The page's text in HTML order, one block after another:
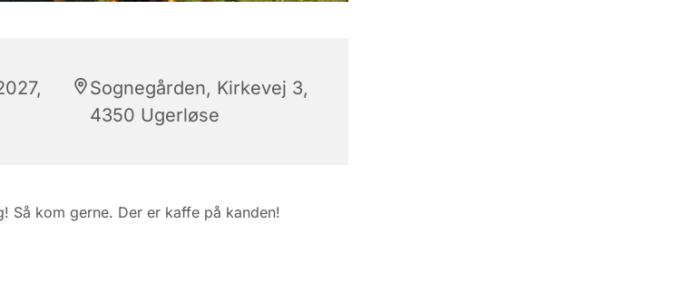
Sognegården, Kirkevej 3,
4350 Ugerløse
Så kom gerne. Der er kaffe på kanden!